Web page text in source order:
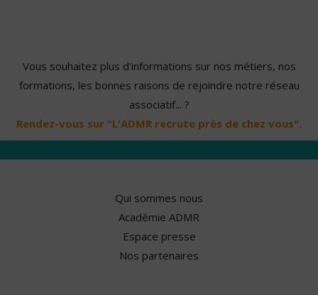
Vous souhaitez plus d'informations sur nos métiers, nos
formations, les bonnes raisons de rejoindre notre réseau
associatif... ?
Rendez-vous sur "L'ADMR recrute près de chez vous".
Qui sommes nous
Académie ADMR
Espace presse
Nos partenaires